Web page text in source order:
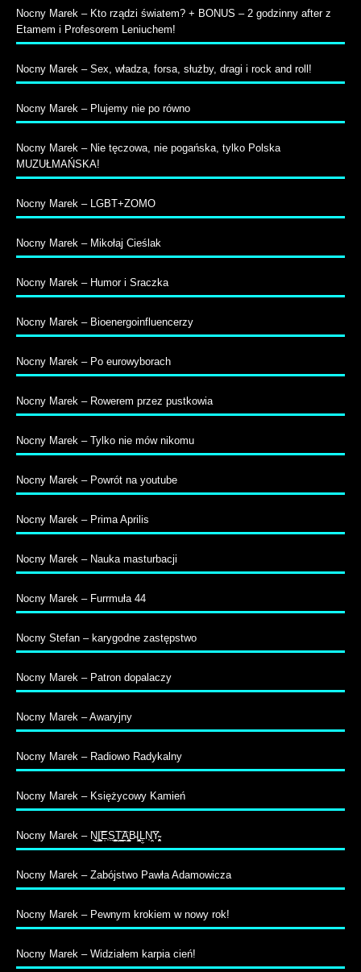
Nocny Marek – Kto rządzi światem? + BONUS – 2 godzinny after z
Etamem i Profesorem Leniuchem!
Nocny Marek – Sex, władza, forsa, służby, dragi i rock and roll!
Nocny Marek – Plujemy nie po równo
Nocny Marek – Nie tęczowa, nie pogańska, tylko Polska
MUZUŁMAŃSKA!
Nocny Marek – LGBT+ZOMO
Nocny Marek – Mikołaj Cieślak
Nocny Marek – Humor i Sraczka
Nocny Marek – Bioenergoinfluencerzy
Nocny Marek – Po eurowyborach
Nocny Marek – Rowerem przez pustkowia
Nocny Marek – Tylko nie mów nikomu
Nocny Marek – Powrót na youtube
Nocny Marek – Prima Aprilis
Nocny Marek – Nauka masturbacji
Nocny Marek – Furrmuła 44
Nocny Stefan – karygodne zastępstwo
Nocny Marek – Patron dopalaczy
Nocny Marek – Awaryjny
Nocny Marek – Radiowo Radykalny
Nocny Marek – Księżycowy Kamień
Nocny Marek – N̠̲I͚̠̝̭͝E̹̩S̤̺̹̦̮͉͍T̬͇̭͉̖͡A̭͔̳̪̳̟̤B̵I̧̦̫͕̹̰ͅĻ̼N̩̞̤͡Y̴̹̥̜̭͕̱
Nocny Marek – Zabójstwo Pawła Adamowicza
Nocny Marek – Pewnym krokiem w nowy rok!
Nocny Marek – Widziałem karpia cień!